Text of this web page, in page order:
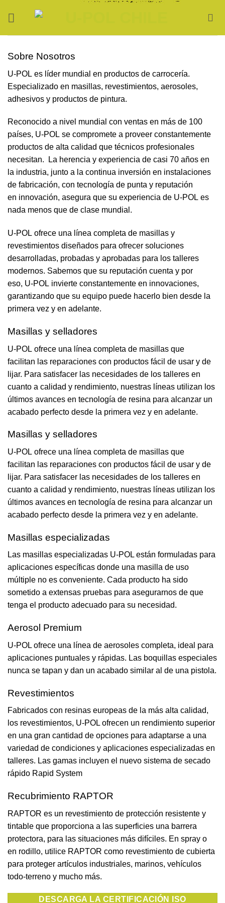
Sobre Nosotros
U-POL es líder mundial en productos de carrocería.
Especializado en masillas, revestimientos, aerosoles,
adhesivos y productos de pintura.
Reconocido a nivel mundial con ventas en más de 100
países, U-POL se compromete a proveer constantemente
productos de alta calidad que técnicos profesionales
necesitan. La herencia y experiencia de casi 70 años en
la industria, junto a la continua inversión en instalaciones
de fabricación, con tecnología de punta y reputación
en innovación, asegura que su experiencia de U-POL es
nada menos que de clase mundial.
U-POL ofrece una línea completa de masillas y
revestimientos diseñados para ofrecer soluciones
desarrolladas, probadas y aprobadas para los talleres
modernos. Sabemos que su reputación cuenta y por
eso, U-POL invierte constantemente en innovaciones,
garantizando que su equipo puede hacerlo bien desde la
primera vez y en adelante.
Masillas y selladores
U-POL ofrece una línea completa de masillas que
facilitan las reparaciones con productos fácil de usar y de
lijar. Para satisfacer las necesidades de los talleres en
cuanto a calidad y rendimiento, nuestras líneas utilizan los
últimos avances en tecnología de resina para alcanzar un
acabado perfecto desde la primera vez y en adelante.
Masillas y selladores
U-POL ofrece una línea completa de masillas que
facilitan las reparaciones con productos fácil de usar y de
lijar. Para satisfacer las necesidades de los talleres en
cuanto a calidad y rendimiento, nuestras líneas utilizan los
últimos avances en tecnología de resina para alcanzar un
acabado perfecto desde la primera vez y en adelante.
Masillas especializadas
Las masillas especializadas U-POL están formuladas para
aplicaciones específicas donde una masilla de uso
múltiple no es conveniente. Cada producto ha sido
sometido a extensas pruebas para asegurarnos de que
tenga el producto adecuado para su necesidad.
Aerosol Premium
U-POL ofrece una línea de aerosoles completa, ideal para
aplicaciones puntuales y rápidas. Las boquillas especiales
nunca se tapan y dan un acabado similar al de una pistola.
Revestimientos
Fabricados con resinas europeas de la más alta calidad,
los revestimientos, U-POL ofrecen un rendimiento superior
en una gran cantidad de opciones para adaptarse a una
variedad de condiciones y aplicaciones especializadas en
talleres. Las gamas incluyen el nuevo sistema de secado
rápido Rapid System
Recubrimiento RAPTOR
RAPTOR es un revestimiento de protección resistente y
tintable que proporciona a las superficies una barrera
protectora, para las situaciones más difíciles. En spray o
en rodillo, utilice RAPTOR como revestimiento de cubierta
para proteger artículos industriales, marinos, vehículos
todo-terreno y mucho más.
DESCARGA LA CERTIFICACIÓN ISO